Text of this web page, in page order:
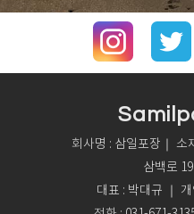
회사명 : 삼일포장｜ 소
삼백로
대표 : 박대규 ｜